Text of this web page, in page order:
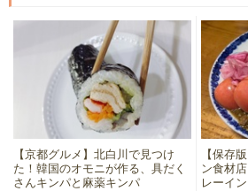
【京都グルメ】北白川で見つけ
た！韓国のオモニが作る、具だく
さんキンパと麻薬キンパ
【保存
ン食材
レーイ